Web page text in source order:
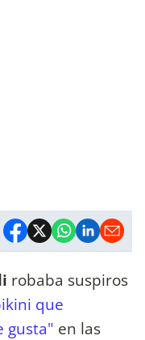
robaba suspiros
que
gusta" en las